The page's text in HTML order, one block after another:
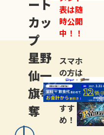
ート
カッ
プ
星野
仙一
旗争
奪
表は随
時公開
中！！
スマホ
の方は
LINE登
録がお
すす
め！